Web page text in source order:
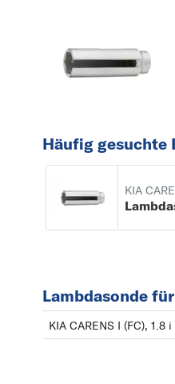
MERCEDES-BENZ
A
ALFA ROMEO
AUDI
CHEVROLET
CITROËN
D
Häufig gesuchte
KIA
Lambdasonde
KIA CARENS I (FC), 1.8